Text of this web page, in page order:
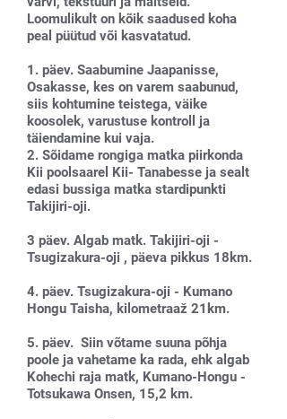
Loomulikult on kõik saadused koha
peal püütud või kasvatatud.
1. päev. Saabumine Jaapanisse,
Osakasse, kes on varem saabunud,
siis kohtumine teistega, väike
koosolek, varustuse kontroll ja
täiendamine kui vaja.
2. Sõidame rongiga matka piirkonda
Kii poolsaarel Kii- Tanabesse ja sealt
edasi bussiga matka stardipunkti
Takijiri-oji.
3 päev. Algab matk. Takijiri-oji -
Tsugizakura-oji , päeva pikkus 18km.
4. päev. Tsugizakura-oji - Kumano
Hongu Taisha, kilometraaž 21km.
5. päev. Siin võtame suuna põhja
poole ja vahetame ka rada, ehk algab
Kohechi raja matk, Kumano-Hongu -
Totsukawa Onsen, 15,2 km.